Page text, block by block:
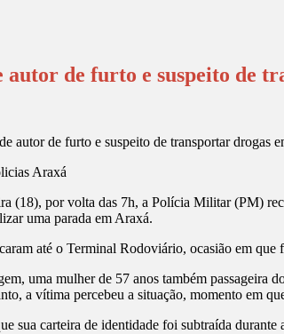
autor de furto e suspeito de
(18), por volta das 7h, a Polícia Militar (PM)
uma parada em Araxá.
até o Terminal Rodoviário, ocasião em
uma mulher de 57 anos também passageira
a vítima percebeu a situação, momento em
sua carteira de identidade foi subtraída